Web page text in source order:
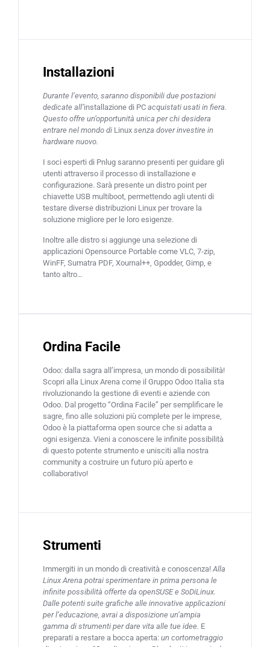
Installazioni
Durante l’evento, saranno disponibili due postazioni
dedicate all’installazione di PC acquistati usati in fiera.
Questo offre un’opportunità unica per chi desidera
entrare nel mondo di Linux senza dover investire in
hardware nuovo.
I soci esperti di Pnlug saranno presenti per guidare gli
utenti attraverso il processo di installazione e
configurazione. Sarà presente un distro point per
chiavette USB multiboot, permettendo agli utenti di
testare diverse distribuzioni Linux per trovare la
soluzione migliore per le loro esigenze.
Inoltre alle distro si aggiunge una selezione di
applicazioni Opensource Portable come VLC, 7-zip,
WinFF, Sumatra PDF, Xournal++, Gpodder, Gimp, e
tanto altro…
Ordina Facile
Odoo: dalla sagra all’impresa, un mondo di possibilità!
Scopri alla Linux Arena come il Gruppo Odoo Italia sta
rivoluzionando la gestione di eventi e aziende con
Odoo. Dal progetto “Ordina Facile” per semplificare le
sagre, fino alle soluzioni più complete per le imprese,
Odoo è la piattaforma open source che si adatta a
ogni esigenza. Vieni a conoscere le infinite possibilità
di questo potente strumento e unisciti alla nostra
community a costruire un futuro più aperto e
collaborativo!
Strumenti
Immergiti in un mondo di creatività e conoscenza!Alla
Linux Arena potrai sperimentare in prima persona le
infinite possibilità offerte da openSUSE e SoDiLinux.
Dalle potenti suite grafiche alle innovative applicazioni
per l’educazione, avrai a disposizione un’ampia
gamma di strumenti per dare vita alle tue idee. E
preparati a restare a bocca aperta: un cortometraggio